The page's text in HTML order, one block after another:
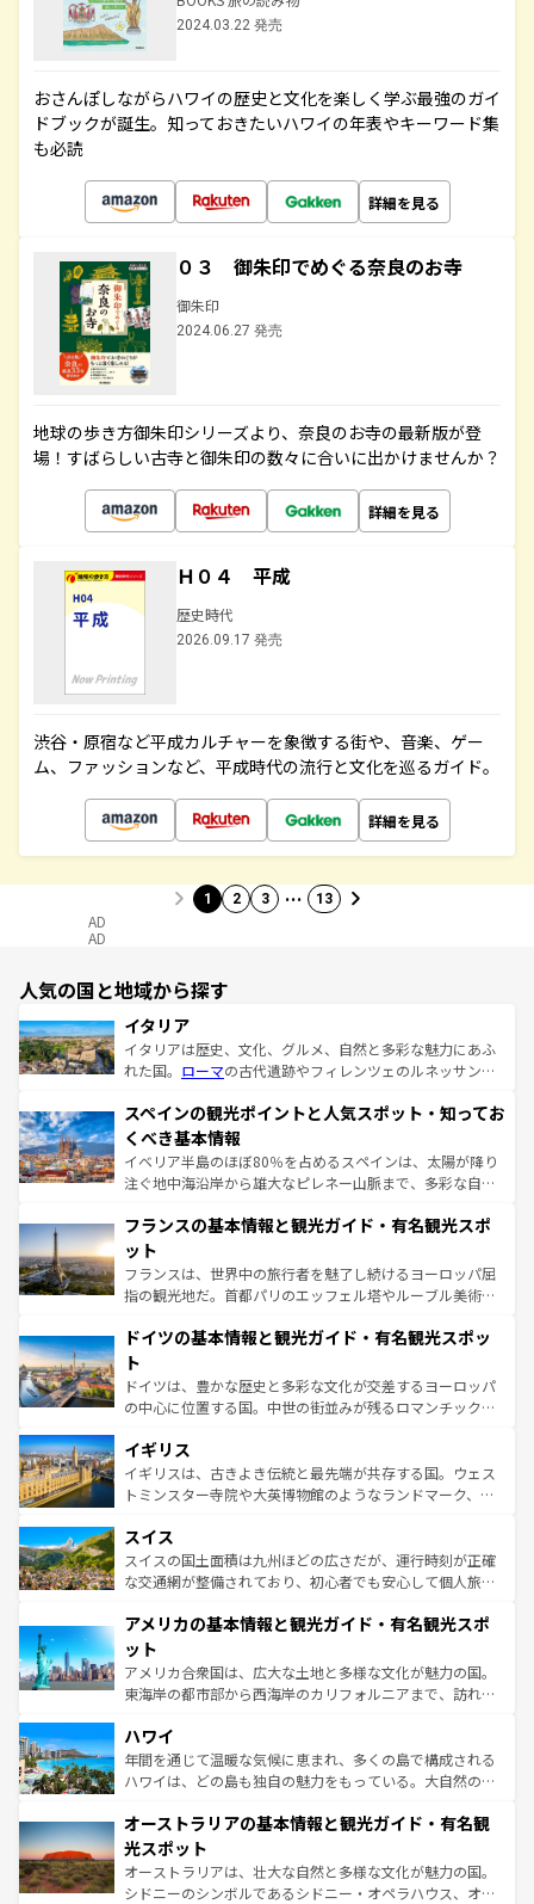
2024.03.22 発売
おさんぽしながらハワイの歴史と文化を楽しく学ぶ最強のガイ
ドブックが誕生。知っておきたいハワイの年表やキーワード集
も必読
詳細を見る
０３ 御朱印でめぐる奈良のお寺
御朱印
2024.06.27 発売
地球の歩き方御朱印シリーズより、奈良のお寺の最新版が登
場！すばらしい古寺と御朱印の数々に合いに出かけませんか？
詳細を見る
Ｈ０４ 平成
歴史時代
2026.09.17 発売
渋谷・原宿など平成カルチャーを象徴する街や、音楽、ゲー
ム、ファッションなど、平成時代の流行と文化を巡るガイド。
詳細を見る
1 2 3 … 13
AD
AD
人気の国と地域から探す
イタリア
イタリアは歴史、文化、グルメ、自然と多彩な魅力にあふ
れた国。 ローマの古代遺跡やフィレンツェのルネッサンス
ろん、トスカーナの美しい田園風景やアマルフィ海岸の絶
景など、自然景観も見逃せない。観光の合間には、本場の
ピザやパスタなど、絶品のイタリア料理を堪能することも
できる。朝目覚めてから夜眠るまで、すべての瞬間を楽し
なお、新着のイタリア情報はコンテンツ一覧を参照してほ
しい。
スペインの観光ポイントと人気スポット・知ってお
くべき基本情報
イベリア半島のほぼ80％を占めるスペインは、太陽が降り
注ぐ地中海沿岸から雄大なピレネー山脈まで、多彩な自然
文化が根付くこの国では、情熱的なフラメンコ、熱気あふ
れる闘牛、そして美味しいタパスが生活の一部となってい
る。首都マドリードの洗練された雰囲気や、バルセロナの
アートに溢れた街角から、地方では古代ローマ遺跡や中世
せる。地方によって風土や気候が異なるスペインはその個
ンテンツ一覧 を参照してほしい。
フランスの基本情報と観光ガイド・有名観光スポ
ット
フランスは、世界中の旅行者を魅了し続けるヨーロッパ屈
指の観光地だ。首都パリのエッフェル塔やルーブル美術館
で、幅広い魅力が詰まっている。華麗な宮殿、歴史的な大
聖堂、美しいビーチ、そして豊かな自然が、訪れる者を心
から魅了する。また、フランスは美食の国としても知ら
れ、フランス料理はユネスコ無形文化遺産にも登録されて
香り高いラベンダー畑など、多彩な楽しみ方が可能だ。さ
らに、パリ以外の地域にも魅力が溢れており、どの街角に
も豊かな歴史と文化が息づいている。パリ以外の個性あふ
を参照してほしい。
ドイツの基本情報と観光ガイド・有名観光スポッ
ト
ドイツは、豊かな歴史と多彩な文化が交差するヨーロッパ
の中心に位置する国。中世の街並みが残るロマンチック街
顔を持つこの国は、どこを歩いても飽きることがない。ベ
ルリンの文化的活気、バイエルン州のアルプスの絶景、そ
してライン川沿いのワイン畑といった風景は必見。ビール
は、お酒好きな人にはぜひ体験してほしい。 なお、新着の
ドイツ情報はコンテンツ一覧を参照してほしい。
イギリス
イギリスは、古きよき伝統と最先端が共存する国。ウェス
トミンスター寺院や大英博物館のようなランドマーク、歴
リアごとに異なる魅力がある。また、優雅なアフタヌーン
ティー、ビール好きにはたまらない英国パブ、サッカー観
戦など、本場だからこそできる体験も豊富。イギリスを旅
ンツ一覧を参照してほしい。
スイス
スイスの国土面積は九州ほどの広さだが、運行時刻が正確
な交通網が整備されており、初心者でも安心して個人旅行
の建物がそのまま残る町や、スイスならではのユニークな
博物館もあり、アルプス観光だけでなく町歩きも満喫する
ことができる。国民の所得が高いため物価も高いが、旅行
者向けの交通パス提供のサービスもあり、うまく活用すれ
着のスイス情報は
アメリカの基本情報と観光ガイド・有名観光スポ
ット
アメリカ合衆国は、広大な土地と多様な文化が魅力の国。
東海岸の都市部から西海岸のカリフォルニアまで、訪れる
のような巨大都市は、観光、ショッピング、エンターテイ
ンメントが詰まった刺激的なスポットだ。一方、アメリカ
西部には大自然が広がり、グランドキャニオンやイエロー
部のニューオーリンズでは、音楽と美食が融合した独特の
文化が魅力。旅行者はアメリカの各地域で異なる魅力を楽
しみながら、その多様性と豊かな歴史を感じることができ
るだろう。車でのロードトリップや列車の旅も、アメリカ
ハワイ
年間を通じて温暖な気候に恵まれ、多くの島で構成される
ハワイは、どの島も独自の魅力をもっている。大自然の神
ワイ島は見逃せない。また、定番の観光地といえばオアフ
島だが、静かな自然を求めるならマウイ島やカウアイ島が
おすすめ。エメラルドグリーンに輝く海をはじめ、豊かな
文化や歴史が息づいている。「アロハスピリット」と呼ば
オーストラリアの基本情報と観光ガイド・有名観
光スポット
オーストラリアは、壮大な自然と多様な文化が魅力の国。
シドニーのシンボルであるシドニー・オペラハウス、オー